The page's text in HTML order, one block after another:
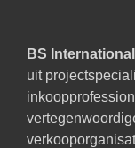
BS International
uit